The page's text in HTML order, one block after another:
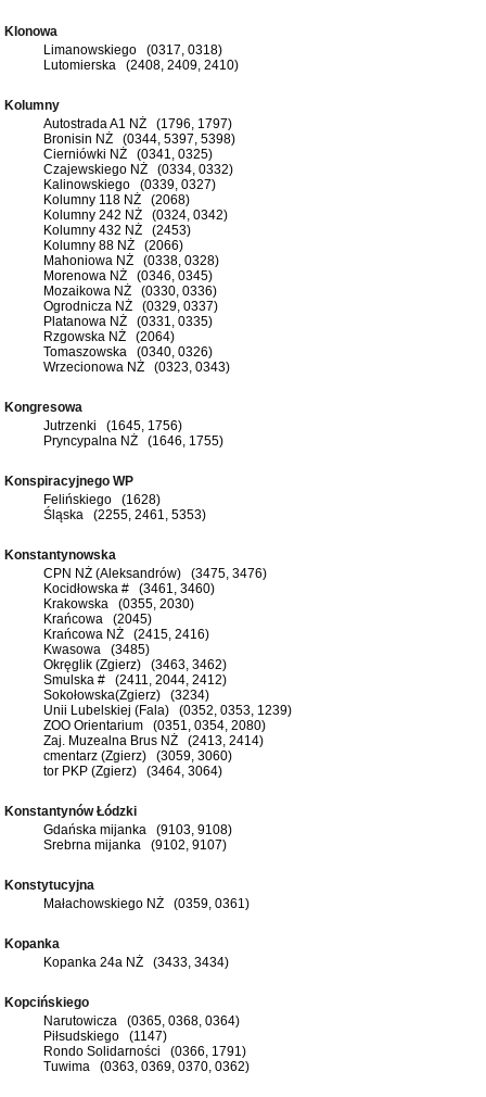
Klonowa
Limanowskiego (0317, 0318)
Lutomierska (2408, 2409, 2410)
Kolumny
Autostrada A1 NŻ (1796, 1797)
Bronisin NŻ (0344, 5397, 5398)
Cierniówki NŻ (0341, 0325)
Czajewskiego NŻ (0334, 0332)
Kalinowskiego (0339, 0327)
Kolumny 118 NŻ (2068)
Kolumny 242 NŻ (0324, 0342)
Kolumny 432 NŻ (2453)
Kolumny 88 NŻ (2066)
Mahoniowa NŻ (0338, 0328)
Morenowa NŻ (0346, 0345)
Mozaikowa NŻ (0330, 0336)
Ogrodnicza NŻ (0329, 0337)
Platanowa NŻ (0331, 0335)
Rzgowska NŻ (2064)
Tomaszowska (0340, 0326)
Wrzecionowa NŻ (0323, 0343)
Kongresowa
Jutrzenki (1645, 1756)
Pryncypalna NŻ (1646, 1755)
Konspiracyjnego WP
Felińskiego (1628)
Śląska (2255, 2461, 5353)
Konstantynowska
CPN NŻ (Aleksandrów) (3475, 3476)
Kocidłowska # (3461, 3460)
Krakowska (0355, 2030)
Krańcowa (2045)
Krańcowa NŻ (2415, 2416)
Kwasowa (3485)
Okręglik (Zgierz) (3463, 3462)
Smulska # (2411, 2044, 2412)
Sokołowska(Zgierz) (3234)
Unii Lubelskiej (Fala) (0352, 0353, 1239)
ZOO Orientarium (0351, 0354, 2080)
Zaj. Muzealna Brus NŻ (2413, 2414)
cmentarz (Zgierz) (3059, 3060)
tor PKP (Zgierz) (3464, 3064)
Konstantynów Łódzki
Gdańska mijanka (9103, 9108)
Srebrna mijanka (9102, 9107)
Konstytucyjna
Małachowskiego NŻ (0359, 0361)
Kopanka
Kopanka 24a NŻ (3433, 3434)
Kopcińskiego
Narutowicza (0365, 0368, 0364)
Piłsudskiego (1147)
Rondo Solidarności (0366, 1791)
Tuwima (0363, 0369, 0370, 0362)